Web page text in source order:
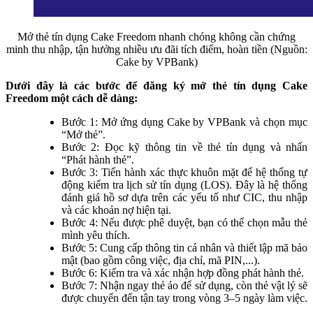
Mở thẻ tín dụng Cake Freedom nhanh chóng không cần chứng
minh thu nhập, tận hưởng nhiều ưu đãi tích điểm, hoàn tiền (Nguồn:
Cake by VPBank)
Dưới đây là các bước để đăng ký mở thẻ tín dụng Cake
Freedom một cách dễ dàng:
Bước 1: Mở ứng dụng Cake by VPBank và chọn mục
“Mở thẻ”.
Bước 2: Đọc kỹ thông tin về thẻ tín dụng và nhấn
“Phát hành thẻ”.
Bước 3: Tiến hành xác thực khuôn mặt để hệ thống tự
động kiểm tra lịch sử tín dụng (LOS). Đây là hệ thống
đánh giá hồ sơ dựa trên các yếu tố như CIC, thu nhập
và các khoản nợ hiện tại.
Bước 4: Nếu được phê duyệt, bạn có thể chọn mẫu thẻ
mình yêu thích.
Bước 5: Cung cấp thông tin cá nhân và thiết lập mã bảo
mật (bao gồm công việc, địa chỉ, mã PIN,...).
Bước 6: Kiểm tra và xác nhận hợp đồng phát hành thẻ.
Bước 7: Nhận ngay thẻ ảo để sử dụng, còn thẻ vật lý sẽ
được chuyển đến tận tay trong vòng 3–5 ngày làm việc.